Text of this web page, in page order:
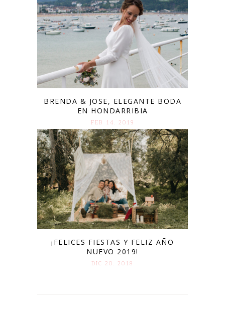
BRENDA & JOSE, ELEGANTE BODA
EN HONDARRIBIA
FEB 14. 2019
¡FELICES FIESTAS Y FELIZ AÑO
NUEVO 2019!
DIC 20. 2018